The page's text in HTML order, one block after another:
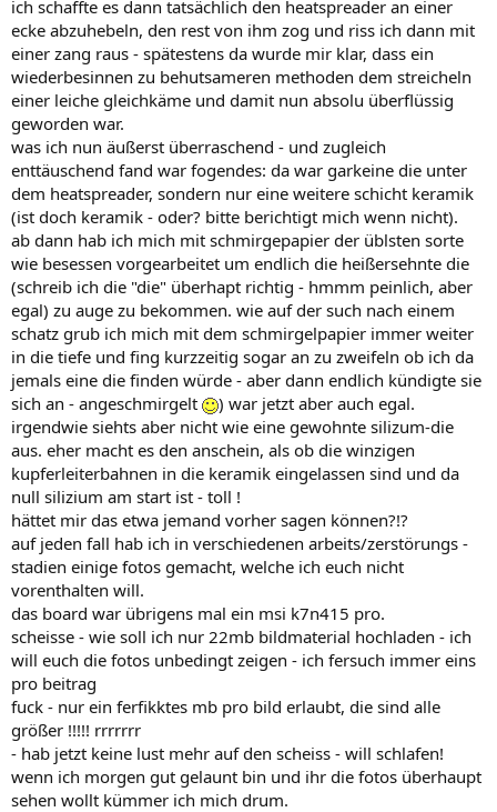
ich schaffte es dann tatsächlich den heatspreader an einer
ecke abzuhebeln, den rest von ihm zog und riss ich dann mit
einer zang raus - spätestens da wurde mir klar, dass ein
wiederbesinnen zu behutsameren methoden dem streicheln
einer leiche gleichkäme und damit nun absolu überflüssig
geworden war.
was ich nun äußerst überraschend - und zugleich
enttäuschend fand war fogendes: da war garkeine die unter
dem heatspreader, sondern nur eine weitere schicht keramik
(ist doch keramik - oder? bitte berichtigt mich wenn nicht).
ab dann hab ich mich mit schmirgepapier der üblsten sorte
wie besessen vorgearbeitet um endlich die heißersehnte die
(schreib ich die "die" überhapt richtig - hmmm peinlich, aber
egal) zu auge zu bekommen. wie auf der such nach einem
schatz grub ich mich mit dem schmirgelpapier immer weiter
in die tiefe und fing kurzzeitig sogar an zu zweifeln ob ich da
jemals eine die finden würde - aber dann endlich kündigte sie
sich an - angeschmirgelt
) war jetzt aber auch egal.
irgendwie siehts aber nicht wie eine gewohnte silizum-die
aus. eher macht es den anschein, als ob die winzigen
kupferleiterbahnen in die keramik eingelassen sind und da
null silizium am start ist - toll !
hättet mir das etwa jemand vorher sagen können?!?
auf jeden fall hab ich in verschiedenen arbeits/zerstörungs -
stadien einige fotos gemacht, welche ich euch nicht
vorenthalten will.
das board war übrigens mal ein msi k7n415 pro.
scheisse - wie soll ich nur 22mb bildmaterial hochladen - ich
will euch die fotos unbedingt zeigen - ich fersuch immer eins
pro beitrag
fuck - nur ein ferfikktes mb pro bild erlaubt, die sind alle
größer !!!!! rrrrrrr
- hab jetzt keine lust mehr auf den scheiss - will schlafen!
wenn ich morgen gut gelaunt bin und ihr die fotos überhaupt
sehen wollt kümmer ich mich drum.